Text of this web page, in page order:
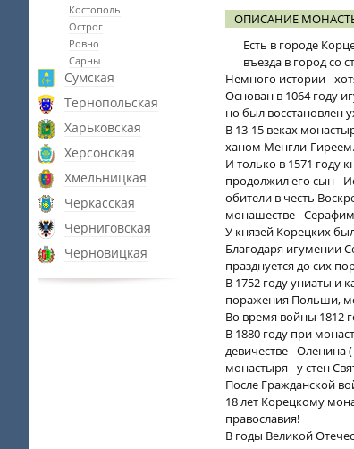
Костополь
Острог
Ровно
Сарны
Сумская
Тернопольская
Харьковская
Херсонская
Хмельницкая
Черкасская
Черниговская
Черновицкая
ОПИСАНИЕ
Есть в городе
въезда в город со
Немного истории -
Основан в 1064 году
но был восстановлен
В 13-15 веках
ханом Менгли-Гиреем.
И только в 1571 году
продолжил его сын -
обители в честь
монашестве -
У князей Корецких
Благодаря игумении
празднуется до сих
В 1752 году униаты и
поражения Польши,
Во время войны 1812
В 1880 году при
девичестве -
монастыря - у стен
После Гражданской
18 лет Корецкому
православия!
В годы Великой